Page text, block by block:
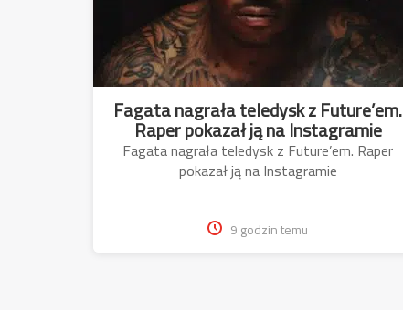
Fagata nagrała teledysk z Future’em.
Raper pokazał ją na Instagramie
Fagata nagrała teledysk z Future’em. Raper
pokazał ją na Instagramie
9 godzin temu